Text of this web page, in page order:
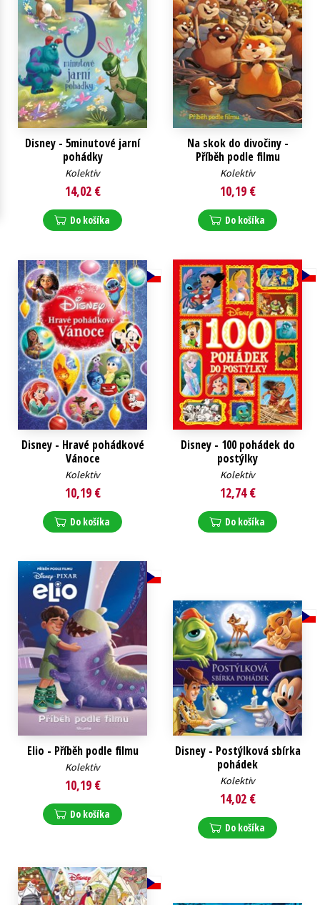
Technické vedy
Učebnice
Umenie a kultúra
Výchova a pedagogika
Young adult
Young adult (SK)
Zdravie a životný štýl
Všetky tituly
Disney - 5minutové jarní
pohádky
Kolektiv
14,02 €
Do košíka
Na skok do divočiny -
Příběh podle filmu
Kolektiv
10,19 €
Do košíka
Disney - Hravé pohádkové
Vánoce
Kolektiv
10,19 €
Do košíka
Disney - 100 pohádek do
postýlky
Kolektiv
12,74 €
Do košíka
Elio - Příběh podle filmu
Kolektiv
10,19 €
Do košíka
Disney - Postýlková sbírka
pohádek
Kolektiv
14,02 €
Do košíka